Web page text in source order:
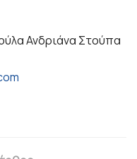
Ανδριάνα Στούπα